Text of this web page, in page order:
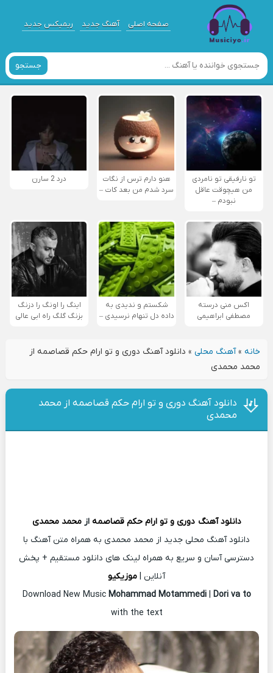
صفحه اصلی آهنگ جدید ریمیکس جدید
جستجو
تو نارفیقی تو نامردی
من هیچوقت عاقل
نبودم –
هنو دارم ترس از نگات
سرد شدم من بعد کات –
درد 2 سارن
اکس منی درسته
مصطفی ابراهیمی
شکستم و ندیدی به
داده دل تنهام نرسیدی –
اینگ را اونگ را دزنگ
بزنگ گلگ راه ابی عالی
خانه»آهنگ محلی» دانلود آهنگ دوری و تو ارام حکم قصاصمه از
محمد محمدی
دانلود آهنگ دوری و تو ارام حکم قصاصمه از محمد
محمدی
دانلود آهنگ دوری و تو ارام حکم قصاصمه ازمحمد محمدی
دانلود آهنگ محلی جدید از محمد محمدی به همراه متن آهنگ با
دسترسی آسان و سریع به همراه لینک های دانلود مستقیم + پخش
آنلاین | موزیکیو
Download New Music Mohammad Motammedi| Dori va to
with the text